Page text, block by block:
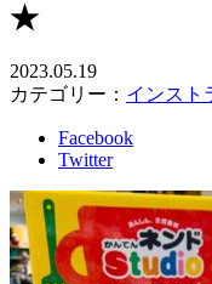
★
2023.05.19
カテゴリー： インスト
Facebook
Twitter